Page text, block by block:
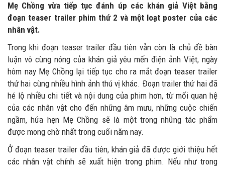
Mẹ Chồng vừa tiếp tục đánh úp các khán giả Việt bằng
đoạn teaser trailer phim thứ 2 và một loạt poster của các
nhân vật.
Trong khi đoạn teaser trailer đầu tiên vẫn còn là chủ đề bàn
luận vô cùng nóng của khán giả yêu mến điện ảnh Việt, ngày
hôm nay Mẹ Chồng lại tiếp tục cho ra mắt đoạn teaser trailer
thứ hai cùng nhiều hình ảnh thú vị khác. Đoạn trailer thứ hai đã
hé lộ nhiều chi tiết và nội dung của phim hơn, từ mối quan hệ
của các nhân vật cho đến những âm mưu, những cuộc chiến
ngầm, hứa hẹn Mẹ Chồng sẽ là một trong những tác phẩm
được mong chờ nhất trong cuối năm nay.
Ở đoạn teaser trailer đầu tiên, khán giả đã được giới thiệu hết
các nhân vật chính sẽ xuất hiện trong phim. Nếu như trong